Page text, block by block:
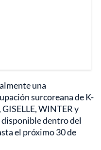
una
surcoreana de K-
WINTER y
dentro del
el próximo 30 de